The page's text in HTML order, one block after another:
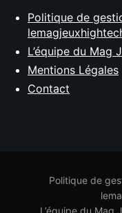
Politique de
L’équipe du Mag
Mentions Légales
Contact
Politique de
L’équipe du Mag